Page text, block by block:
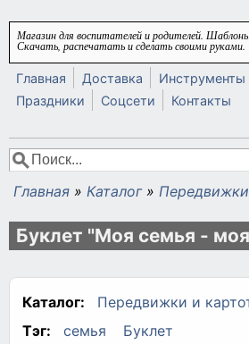
Перейти к основному
Магазин для воспитателей и родителей.
Скачать, распечатать и сделать своими руками.
Главная Доставка Инструменты
Праздники
Соцсети
Контакты
Форма поиска
Поиск
Вы здесь
Главная » Каталог »
Буклет "Моя семья -
Каталог:
Передвижки и
Тэг:
семья Буклет